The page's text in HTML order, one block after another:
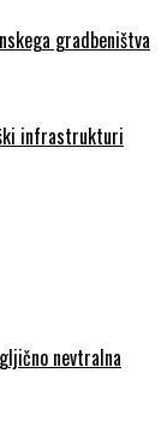
gradbeništva
infrastrukturi
nevtralna